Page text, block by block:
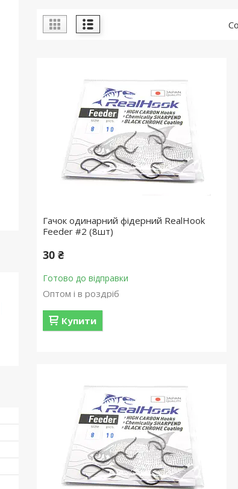
Гачок одинарний фідерний RealHook
Feeder #2 (8шт)
30 ₴
Готово до відправки
Оптом і в роздріб
Купити